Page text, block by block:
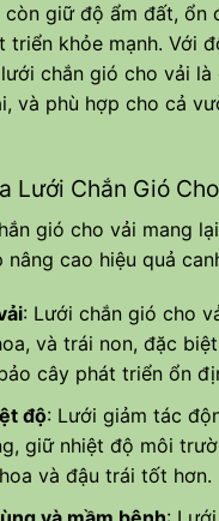
còn giữ độ ẩm đất, ổn
triển khỏe mạnh. Với
chắn gió cho vải
và phù hợp cho cả
Lưới Chắn Gió
gió cho vải mang
cao hiệu quả
: Lưới chắn gió cho
và trái non, đặc
cây phát triển ổn
độ: Lưới giảm tác
giữ nhiệt độ môi
và đậu trái tốt hơn.